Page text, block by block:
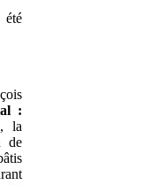
été
:
la
de